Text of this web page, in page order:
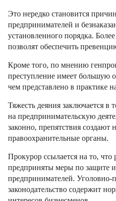
Это нередко становится
предпринимателей и
установленного порядка.
позволят обеспечить
Кроме того, по мнению
преступление имеет большую
чем представлено в практике
Тяжесть деяния заключается в
на предпринимательскую
законно, препятствия создают
правоохранительные органы.
Прокурор ссылается на то, что
предприняты меры по защите
предпринимателей. Уголовно-
законодательство содержит